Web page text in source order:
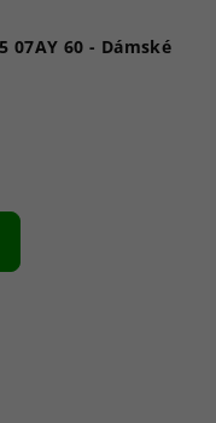
Just Cavalli sluneční brýle SJC145 07AY 60 - Dámské